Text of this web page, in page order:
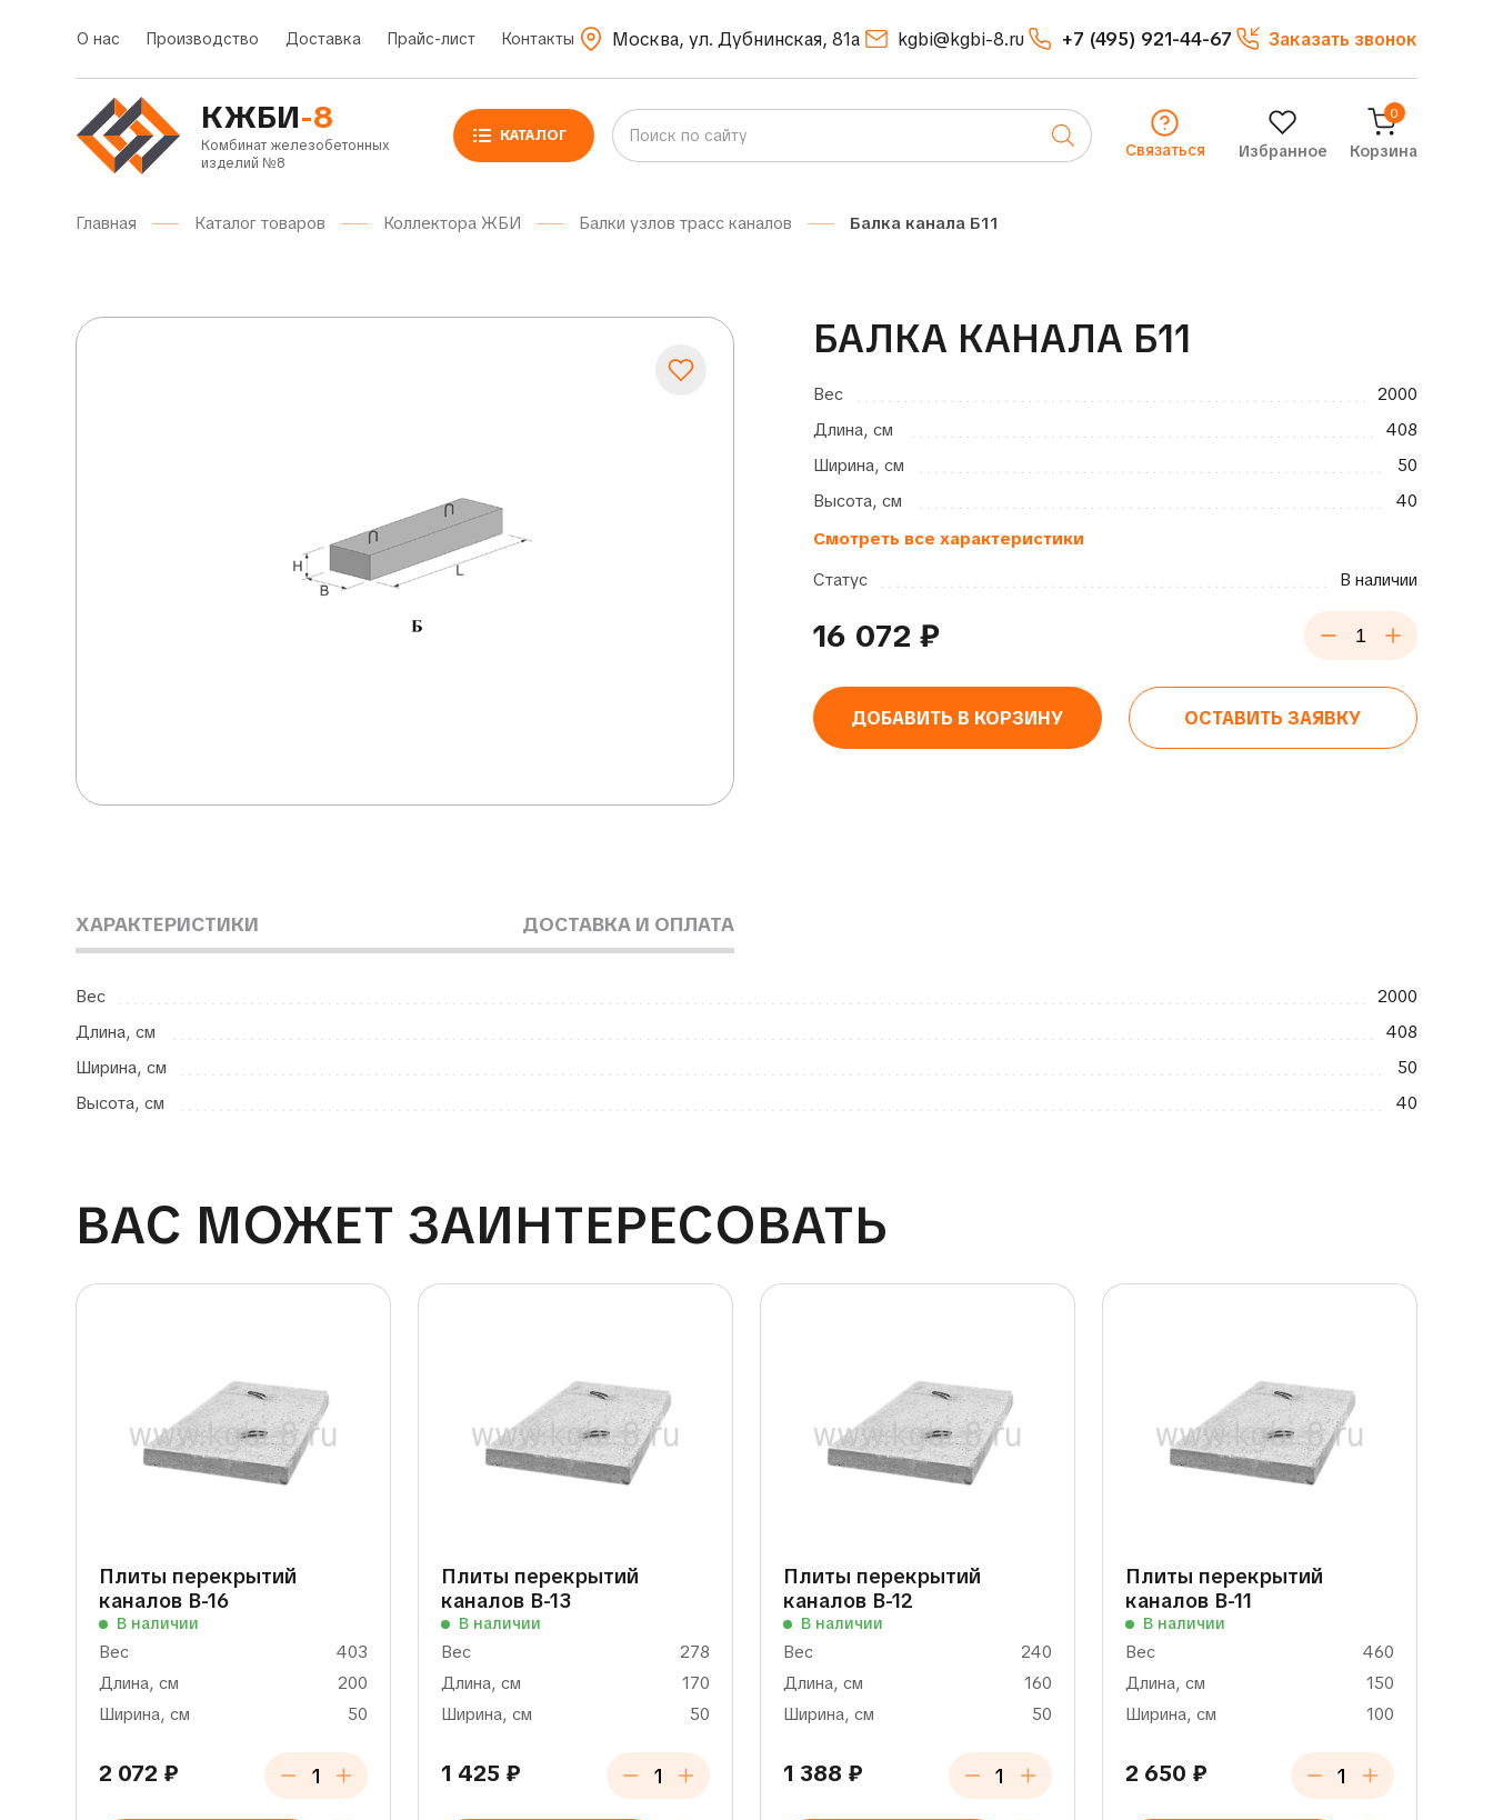
О нас Производство Доставка Прайс-лист Контакты Москва, ул. Дубнинская, 81а kgbi@kgbi-8.ru +7 (495) 921-44-67 Заказать звонок
КЖБИ-8
Комбинат железобетонных
изделий №8
КАТАЛОГ
Связаться Избранное
0
Корзина
Главная Каталог товаров Коллектора ЖБИ Балки узлов трасс каналов Балка канала Б11
БАЛКА КАНАЛА Б11
Вес
2000
Длина, см
408
Ширина, см
50
Высота, см
40
Смотреть все характеристики
Статус
В наличии
16 072 ₽
ДОБАВИТЬ В КОРЗИНУ ОСТАВИТЬ ЗАЯВКУ
ХАРАКТЕРИСТИКИ ДОСТАВКА И ОПЛАТА
Вес
2000
Длина, см
408
Ширина, см
50
Высота, см
40
ВАС МОЖЕТ ЗАИНТЕРЕСОВАТЬ
Плиты перекрытий
каналов В-16
В наличии
Вес
403
Длина, см
200
Ширина, см
50
2 072 ₽
Плиты перекрытий
каналов В-13
В наличии
Вес
278
Длина, см
170
Ширина, см
50
1 425 ₽
Плиты перекрытий
каналов В-12
В наличии
Вес
240
Длина, см
160
Ширина, см
50
1 388 ₽
Плиты перекрытий
каналов В-11
В наличии
Вес
460
Длина, см
150
Ширина, см
100
2 650 ₽